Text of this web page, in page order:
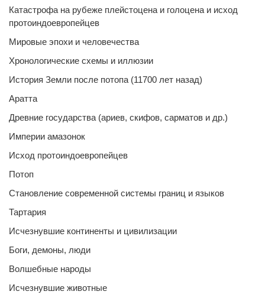
Катастрофа на рубеже плейстоцена и голоцена и исход
протоиндоевропейцев
Мировые эпохи и человечества
Хронологические схемы и иллюзии
История Земли после потопа (11700 лет назад)
Аратта
Древние государства (ариев, скифов, сарматов и др.)
Империи амазонок
Исход протоиндоевропейцев
Потоп
Становление современной системы границ и языков
Тартария
Исчезнувшие континенты и цивилизации
Боги, демоны, люди
Волшебные народы
Исчезнувшие животные